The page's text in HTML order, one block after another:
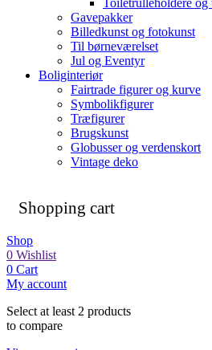
Toiletrulleholdere og
Gavepakker
Billedkunst og fotokunst
Til børneværelset
Jul og Eventyr
Boliginteriør
Fairtrade figurer og kurve
Symbolikfigurer
Træfigurer
Brugskunst
Globusser og verdenskort
Vintage deko
Shopping cart
Shop
0 Wishlist
0 Cart
My account
Select at least 2 products
to compare